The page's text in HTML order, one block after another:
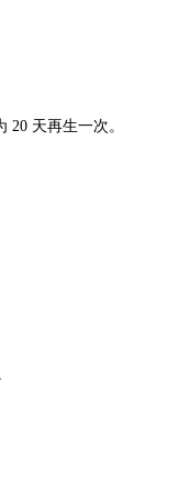
天再生一次。